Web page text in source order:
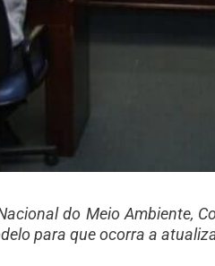
do Meio Ambiente,
para que ocorra a